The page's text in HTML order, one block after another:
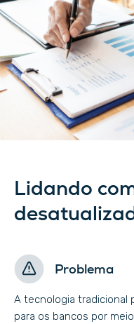
Lidando
Problema
A tecnologia tradicional
para os bancos por